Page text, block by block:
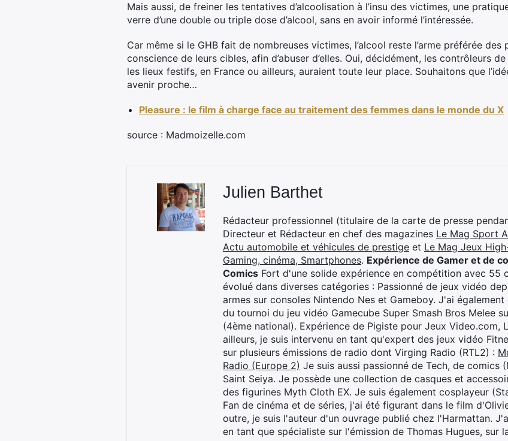
Mais aussi, de freiner les tentatives d’alcoolisation à l’insu des victimes, une
verre d’une double ou triple dose d’alcool, sans en avoir informé l’intéressée.
Car même si le GHB fait de nombreuses victimes, l’alcool reste l’arme préférée
conscience de leurs cibles, afin d’abuser d’elles. Oui, décidément, les contrôleurs
les lieux festifs, en France ou ailleurs, auraient toute leur place. Souhaitons que
avenir proche…
Pleasure : le film à charge face au traitement des femmes dans le monde du X
source : Madmoizelle.com
Julien Barthet
Rédacteur professionnel (titulaire de la carte de presse
Directeur et Rédacteur en chef des magazines Le Mag Sport
Actu automobile et véhicules de prestige et Le Mag Jeux
Gaming, cinéma, Smartphones. Expérience de Gamer et de
Comics Fort d'une solide expérience en compétition avec 55
évolué dans diverses catégories : Passionné de jeux vidéo
armes sur consoles Nintendo Nes et Gameboy. J'ai
du tournoi du jeu vidéo Gamecube Super Smash Bros Melee
(4ème national). Expérience de Pigiste pour Jeux Video.com,
ailleurs, je suis intervenu en tant qu'expert des jeux vidéo
sur plusieurs émissions de radio dont Virging Radio (RTL2) :
Radio (Europe 2) Je suis aussi passionné de Tech, de comics
Saint Seiya. Je possède une collection de casques et
des figurines Myth Cloth EX. Je suis également cosplayeur
Fan de cinéma et de séries, j'ai été figurant dans le film
outre, je suis l'auteur d'un ouvrage publié chez l'Harmattan.
en tant que spécialiste sur l'émission de Thomas Hugues, sur